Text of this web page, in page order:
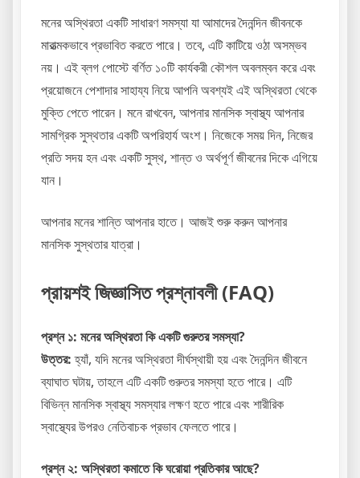
মনের অস্থিরতা একটি সাধারণ সমস্যা যা আমাদের দৈনন্দিন জীবনকে
মারাত্মকভাবে প্রভাবিত করতে পারে। তবে, এটি কাটিয়ে ওঠা অসম্ভব
নয়। এই ব্লগ পোস্টে বর্ণিত ১০টি কার্যকরী কৌশল অবলম্বন করে এবং
প্রয়োজনে পেশাদার সাহায্য নিয়ে আপনি অবশ্যই এই অস্থিরতা থেকে
মুক্তি পেতে পারেন। মনে রাখবেন, আপনার মানসিক স্বাস্থ্য আপনার
সামগ্রিক সুস্থতার একটি অপরিহার্য অংশ। নিজেকে সময় দিন, নিজের
প্রতি সদয় হন এবং একটি সুস্থ, শান্ত ও অর্থপূর্ণ জীবনের দিকে এগিয়ে
যান।
আপনার মনের শান্তি আপনার হাতে। আজই শুরু করুন আপনার
মানসিক সুস্থতার যাত্রা।
প্রায়শই জিজ্ঞাসিত প্রশ্নাবলী (FAQ)
প্রশ্ন ১: মনের অস্থিরতা কি একটি গুরুতর সমস্যা?
উত্তর:হ্যাঁ, যদি মনের অস্থিরতা দীর্ঘস্থায়ী হয় এবং দৈনন্দিন জীবনে
ব্যাঘাত ঘটায়, তাহলে এটি একটি গুরুতর সমস্যা হতে পারে। এটি
বিভিন্ন মানসিক স্বাস্থ্য সমস্যার লক্ষণ হতে পারে এবং শারীরিক
স্বাস্থ্যের উপরও নেতিবাচক প্রভাব ফেলতে পারে।
প্রশ্ন ২: অস্থিরতা কমাতে কি ঘরোয়া প্রতিকার আছে?